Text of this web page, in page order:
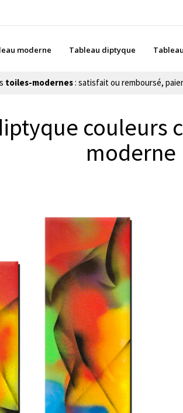
moderne Tableau diptyque
toiles-modernes: satisfait ou remboursé,
couleurs
moderne